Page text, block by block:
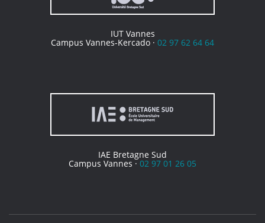
IUT Vannes
Campus Vannes-Kercado · 02 97 62 64 64
IAE Bretagne Sud
Campus Vannes ·02 97 01 26 05